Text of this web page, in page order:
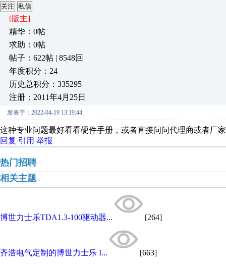
关注 私信
[版主]
精华：0帖
求助：0帖
帖子：622帖 | 8548回
年度积分：24
历史总积分：335295
注册：2011年4月25日
发表于：2022-04-19 13:19:44
这种专业问题最好看看硬件手册，或者直接问问代理商或者厂
回复 引用 举报
热门招聘
相关主题
博世力士乐TDA1.3-100驱动器... [264]
齐浩电气定制的博世力士乐 I... [663]